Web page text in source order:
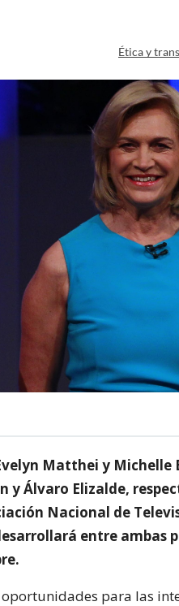
Ética y
Matthei y Michelle
y Álvaro Elizalde,
Nacional de
entre ambas
para las